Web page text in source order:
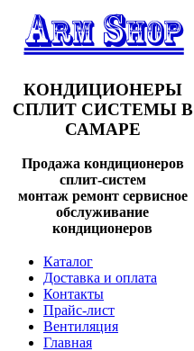
КОНДИЦИОНЕРЫ
СПЛИТ СИСТЕМЫ В
САМАРЕ
Продажа кондиционеров
сплит-систем
монтаж ремонт сервисное
обслуживание
кондиционеров
Каталог
Доставка и оплата
Контакты
Прайс-лист
Вентиляция
Главная